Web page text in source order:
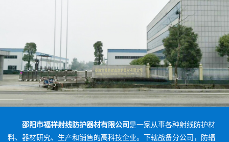
邵阳市福祥射线防护器材有限公司是一家从事各种射线防护材
料、器材研究、生产和销售的高科技企业。下辖战备分公司，防辐